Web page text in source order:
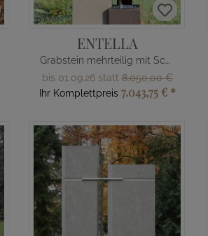
ENTELLA
Grabstein mehrteilig mit Schiff & Kreuz
bis 01.09.26 statt8.050,00 €
Ihr Komplettpreis 7.043,75 € *